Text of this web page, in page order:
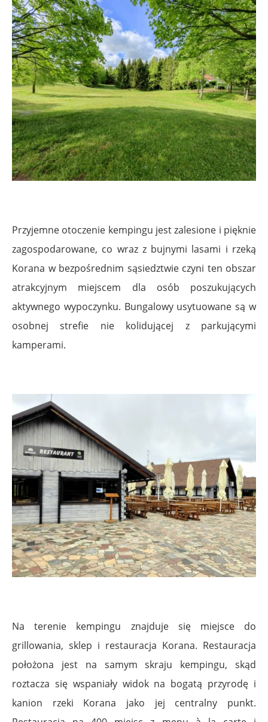
Przyjemne otoczenie kempingu jest zalesione i pięknie
zagospodarowane, co wraz z bujnymi lasami i rzeką
Korana w bezpośrednim sąsiedztwie czyni ten obszar
atrakcyjnym miejscem dla osób poszukujących
aktywnego wypoczynku. Bungalowy usytuowane są w
osobnej strefie nie kolidującej z parkującymi
kamperami.
Na terenie kempingu znajduje się miejsce do
grillowania, sklep i restauracja Korana. Restauracja
położona jest na samym skraju kempingu, skąd
roztacza się wspaniały widok na bogatą przyrodę i
kanion rzeki Korana jako jej centralny punkt.